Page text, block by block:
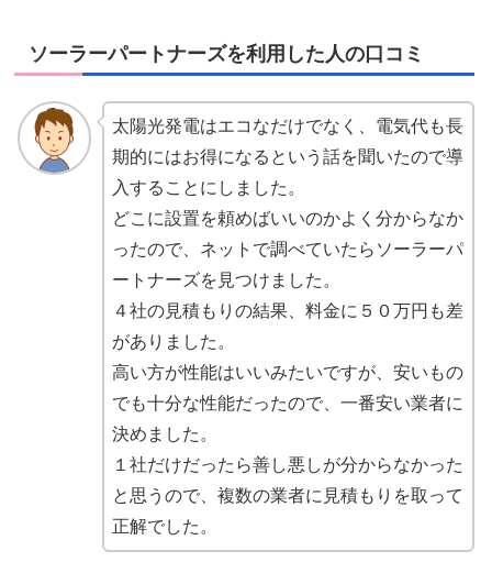
ソーラーパートナーズを利用した人の口コミ
太陽光発電はエコなだけでなく、電気代も長
期的にはお得になるという話を聞いたので導
入することにしました。
どこに設置を頼めばいいのかよく分からなか
ったので、ネットで調べていたらソーラーパ
ートナーズを見つけました。
４社の見積もりの結果、料金に５０万円も差
がありました。
高い方が性能はいいみたいですが、安いもの
でも十分な性能だったので、一番安い業者に
決めました。
１社だけだったら善し悪しが分からなかった
と思うので、複数の業者に見積もりを取って
正解でした。